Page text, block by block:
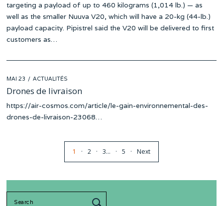
targeting a payload of up to 460 kilograms (1,014 lb.) — as
well as the smaller Nuuva V20, which will have a 20-kg (44-lb.)
payload capacity. Pipistrel said the V20 will be delivered to first
customers as…
POSTED
ON
MAI 23 ACTUALITÉS
Drones de livraison
https://air-cosmos.com/article/le-gain-environnemental-des-
drones-de-livraison-23068…
1 2 3… 5 Next